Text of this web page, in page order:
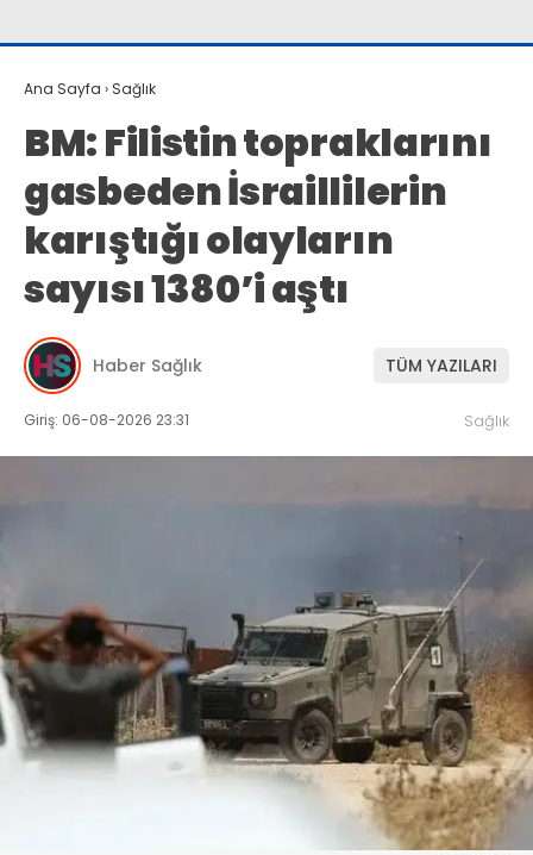
Ana Sayfa › Sağlık
BM: Filistin topraklarını
gasbeden İsraillilerin
karıştığı olayların
sayısı 1380’i aştı
Haber Sağlık TÜM YAZILARI
Giriş: 06-08-2026 23:31 Sağlık